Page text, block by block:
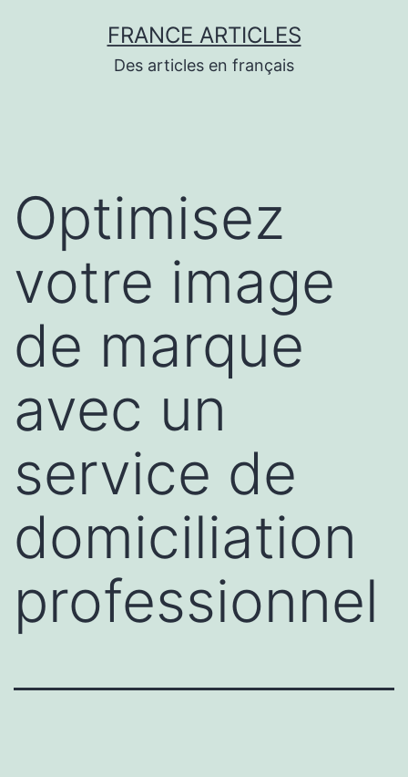
FRANCE ARTICLES
Des articles en français
Optimisez
votre image
de marque
avec un
service de
domiciliation
professionnel